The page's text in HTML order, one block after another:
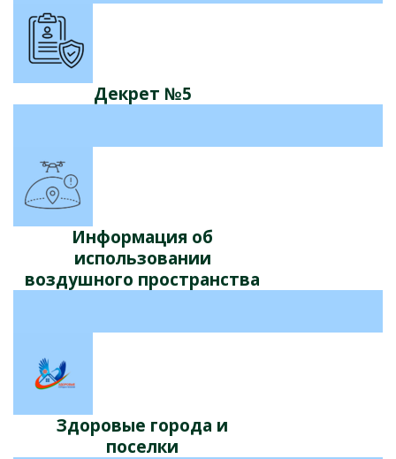
Декрет №5
Информация об
использовании
воздушного пространства
Здоровые города и
поселки